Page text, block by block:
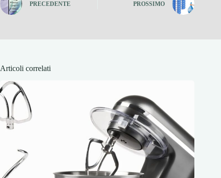
PRECEDENTE PROSSIMO
Articoli correlati